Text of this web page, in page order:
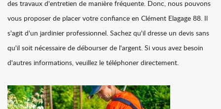
des travaux d'entretien de manière fréquente. Donc, nous pouvons
vous proposer de placer votre confiance en Clément Elagage 88. Il
s'agit d'un jardinier professionnel. Sachez qu'il dresse un devis sans
qu'il soit nécessaire de débourser de l'argent. Si vous avez besoin
d'autres informations, veuillez le téléphoner directement.